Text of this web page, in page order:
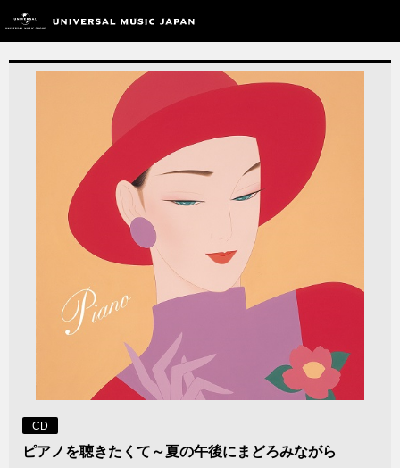
CD
ピアノを聴きたくて～夏の午後にまどろみながら